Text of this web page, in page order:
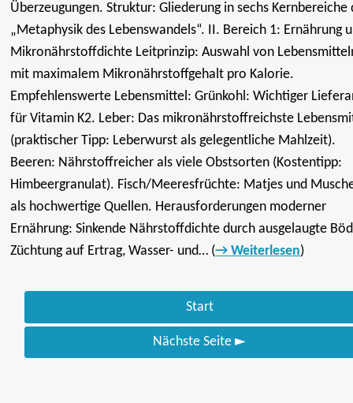
Überzeugungen. Struktur: Gliederung in sechs Kernbereiche
„Metaphysik des Lebenswandels“. II. Bereich 1: Ernährung
Mikronährstoffdichte Leitprinzip: Auswahl von
mit maximalem Mikronährstoffgehalt pro Kalorie.
Empfehlenswerte Lebensmittel: Grünkohl: Wichtiger
für Vitamin K2. Leber: Das mikronährstoffreichste
(praktischer Tipp: Leberwurst als gelegentliche Mahlzeit).
Beeren: Nährstoffreicher als viele Obstsorten (Kostentipp:
Himbeergranulat). Fisch/Meeresfrüchte: Matjes und
als hochwertige Quellen. Herausforderungen moderner
Ernährung: Sinkende Nährstoffdichte durch ausgelaugte
Züchtung auf Ertrag, Wasser- und… (
Weiterlesen)
Start
Nächste Seite►